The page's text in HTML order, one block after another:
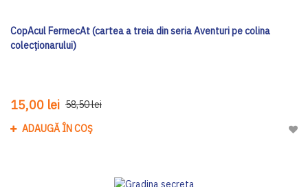
CopAcul FermecAt (cartea a treia din seria Aventuri pe colina
colecționarului)
15,00 lei 58,50 lei
ADAUGĂ ÎN COȘ